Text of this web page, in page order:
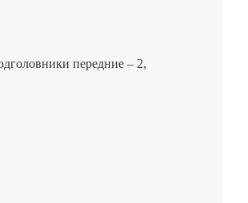
передние – 2,